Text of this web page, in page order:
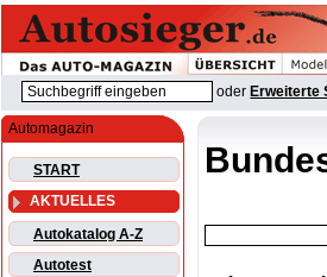
oder Erweiterte
Automagazin
START
AKTUELLES
Autokatalog A-Z
Autotest